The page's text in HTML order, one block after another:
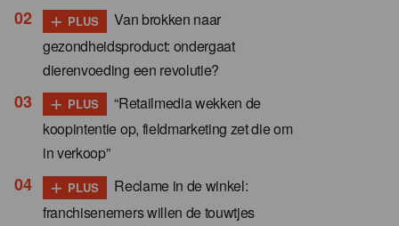
+ PLUS
Van brokken naar
gezondheidsproduct: ondergaat
dierenvoeding een revolutie?
+ PLUS
“Retailmedia wekken de
koopintentie op, fieldmarketing zet die om
in verkoop”
+ PLUS
Reclame in de winkel:
franchisenemers willen de touwtjes